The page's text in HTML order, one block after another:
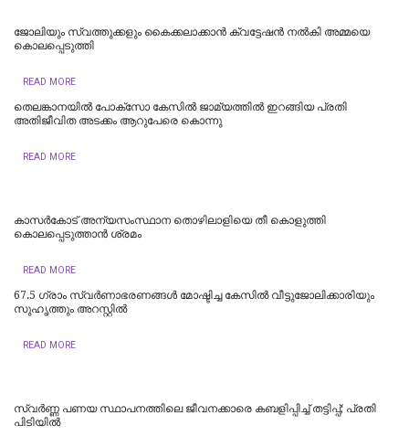
ജോലിയും സ്വത്തുക്കളും കൈക്കലാക്കാൻ ക്വട്ടേഷൻ നൽകി അമ്മയെ
കൊലപ്പെടുത്തി
READ MORE
തെലങ്കാനയിൽ പോക്‌സോ കേസില്‍ ജാമ്യത്തില്‍ ഇറങ്ങിയ പ്രതി
അതിജീവിത അടക്കം ആറുപേരെ കൊന്നു
READ MORE
കാസര്‍കോട് അന്യസംസ്ഥാന തൊഴിലാളിയെ തീ കൊളുത്തി
കൊലപ്പെടുത്താന്‍ ശ്രമം
READ MORE
67.5 ഗ്രാം സ്വർണാഭരണങ്ങൾ മോഷ്ടിച്ച കേസിൽ വീട്ടുജോലിക്കാരിയും
സുഹൃത്തും അറസ്റ്റിൽ
READ MORE
സ്വർണ്ണ പണയ സ്ഥാപനത്തിലെ ജീവനക്കാരെ കബളിപ്പിച്ച് തട്ടിപ്പ്; പ്രതി
പിടിയില്‍